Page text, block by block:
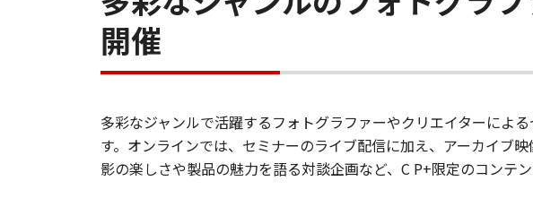
開催
多彩なジャンルで活躍するフォトグラファーやクリエイターによ
す。オンラインでは、セミナーのライブ配信に加え、アーカイブ
影の楽しさや製品の魅力を語る対談企画など、C P+限定のコンテン